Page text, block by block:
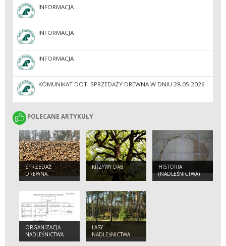
INFORMACJA
INFORMACJA
INFORMACJA
KOMUNIKAT DOT. SPRZEDAŻY DREWNA W DNIU 28.05.2026
POLECANE ARTYKUŁY
POLECANE ARTYKUŁY
SPRZEDAŻ
DREWNA,
SADZONEK I
KRZYWY DĄB
HISTORIA
(NADLEŚNICTWA)
ORGANIZACJA
NADLEŚNICTWA
LASY
NADLEŚNICTWA